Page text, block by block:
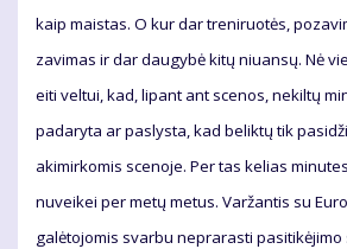
kaip mais­tas. O kur dar tre­ni­ruo­tės,
za­vi­mas ir dar dau­gy­bė ki­tų niu­an­sų. Nė
ei­ti vel­tui, kad, li­pant ant sce­nos, ne­kil­tų
pa­da­ry­ta ar pa­slys­ta, kad be­lik­tų tik
aki­mir­ko­mis sce­no­je. Per tas ke­lias
nu­vei­kei per me­tų me­tus. Var­žan­tis su
ga­lė­to­jo­mis svar­bu ne­pra­ras­ti pa­si­ti­kė­ji­mo